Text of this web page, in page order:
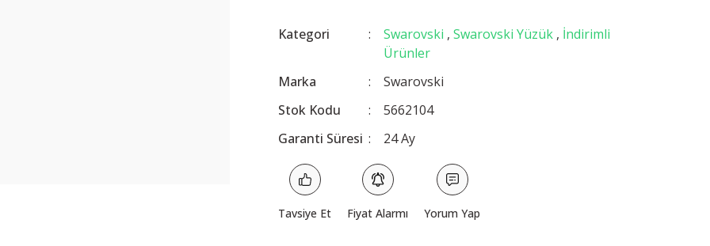
Kategori Swarovski , Swarovski Yüzük , İndirimli
Ürünler
Marka
Swarovski
Stok Kodu
5662104
Garanti Süresi
24 Ay
Tavsiye Et Fiyat Alarmı Yorum Yap